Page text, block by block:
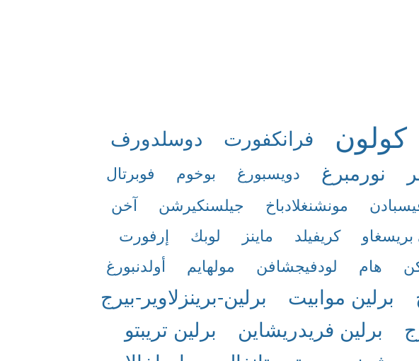
كولون فرانكفورت
دوسلدورف
نورمبرغ دويسبورغ بوخوم
فوبرتال
مونشنغلادباخ جيلسنكيرشن
آخن
كريفيلد ماينز لوبك
إرفورت
هام لودفيجشافن مولهايم
أولدنبورغ
برلين موابيت
برلين-برينزلاوير-بيرج
برلين فريدريشاين
برلين تريبتو